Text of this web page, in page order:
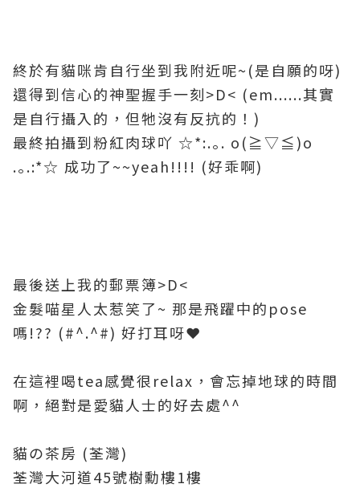
終於有貓咪肯自行坐到我附近呢~(是自願的呀)
還得到信心的神聖握手一刻>D< (em......其實
是自行攝入的，但牠沒有反抗的！)
最終拍攝到粉紅肉球吖 ☆*:.｡. o(≧▽≦)o
.｡.:*☆ 成功了~~yeah!!!! (好乖啊)
最後送上我的郵票簿>D<
金髮喵星人太惹笑了~ 那是飛躍中的pose
嗎!?? (#^.^#) 好打耳呀❤
在這裡喝tea感覺很relax，會忘掉地球的時間
啊，絕對是愛貓人士的好去處^^
貓の茶房 (荃灣)
荃灣大河道45號樹勳樓1樓